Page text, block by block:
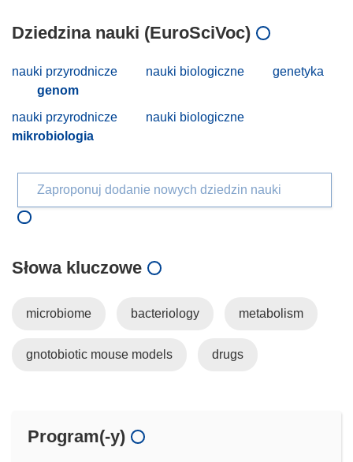
Dziedzina nauki (EuroSciVoc)
nauki przyrodnicze nauki biologiczne
genetyka
genom
nauki przyrodnicze
nauki biologiczne
mikrobiologia
Zaproponuj dodanie nowych dziedzin nauki
Słowa kluczowe
microbiome bacteriology metabolism
gnotobiotic mouse models drugs
Program(-y)